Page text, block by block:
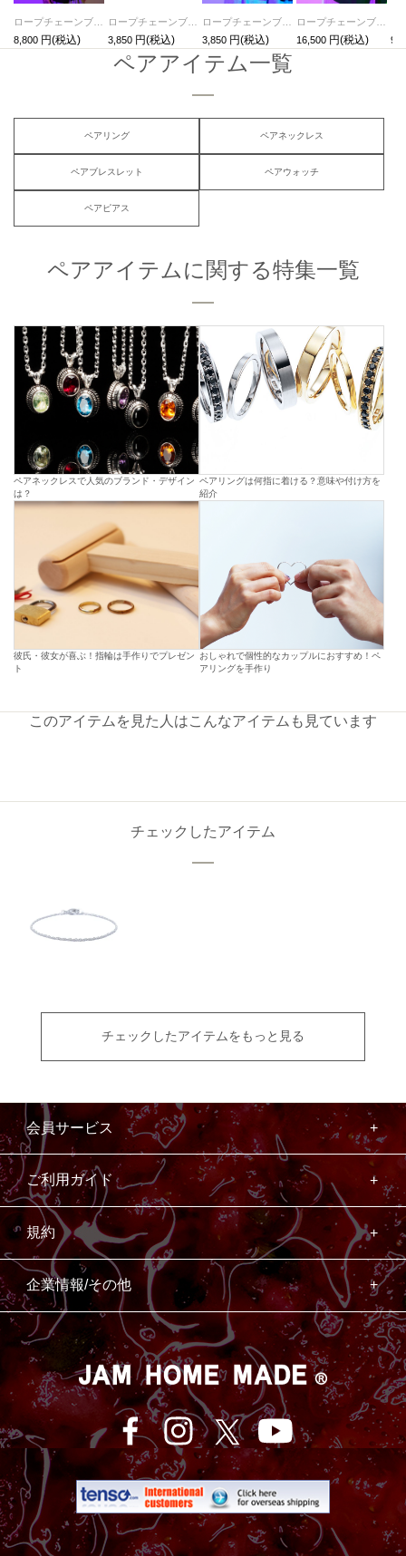
ロープチェーンブレスレットS 三友その2 -チタン-
8,800
ロープチェーンブレスレットS 三友その1 -真鍮- / ゴールド
3,850
ロープチェーンブレスレットS 三友その1 -真鍮- / シルバー
3,850
ロープチェーンブレスレットM 三友その3 -シルバー925-
16,500
ペアアイテム一覧
ペアリング ペアネックレス
ペアブレスレット ペアウォッチ
ペアピアス
ペアアイテムに関する特集一覧
ペアネックレスで人気のブランド・デザイン
は？
ペアリングは何指に着ける？意味や付け方を
紹介
彼氏・彼女が喜ぶ！指輪は手作りでプレゼン
ト
おしゃれで個性的なカップルにおすすめ！ペ
アリングを手作り
このアイテムを見た人はこんなアイテムも見ています
チェックしたアイテム
チェックしたアイテムをもっと見る
会員サービス
ご利用ガイド
規約
企業情報/その他